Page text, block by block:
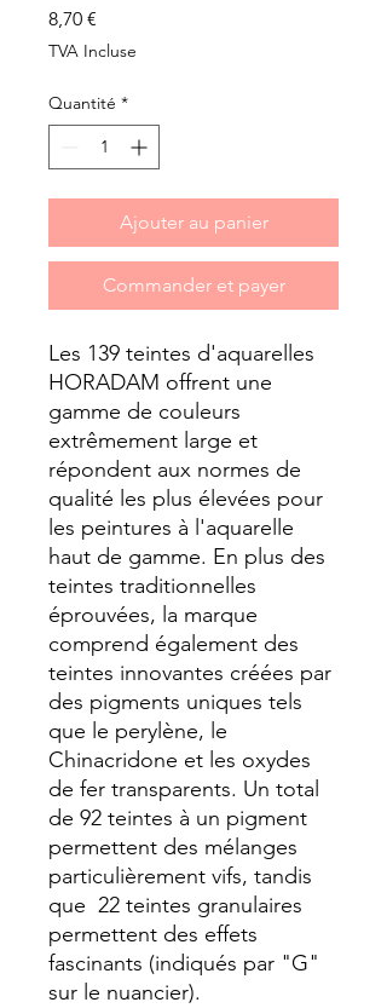
8,70 €
TVA Incluse
Quantité *
Ajouter au panier
Commander et payer
Les 139 teintes d'aquarelles
HORADAM offrent une
gamme de couleurs
extrêmement large et
répondent aux normes de
qualité les plus élevées pour
les peintures à l'aquarelle
haut de gamme. En plus des
teintes traditionnelles
éprouvées, la marque
comprend également des
teintes innovantes créées par
des pigments uniques tels
que le perylène, le
Chinacridone et les oxydes
de fer transparents. Un total
de 92 teintes à un pigment
permettent des mélanges
particulièrement vifs, tandis
que 22 teintes granulaires
permettent des effets
fascinants (indiqués par "G"
sur le nuancier).